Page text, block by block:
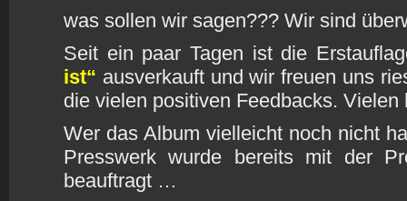
was sollen wir sagen??? Wir sind
Seit ein paar Tagen ist die
ist“ ausverkauft und wir freuen uns
die vielen positiven Feedbacks. Vielen
Wer das Album vielleicht noch nicht
Presswerk wurde bereits mit der
beauftragt …